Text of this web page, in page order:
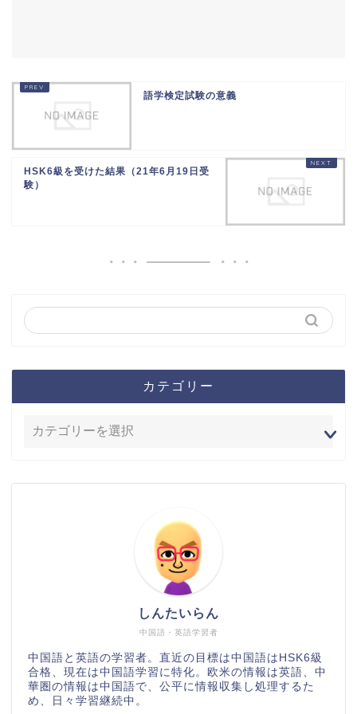
語学検定試験の意義
HSK6級を受けた結果（21年6月19日受
験）
カテゴリー
中国語・英語学習者
しんたいらん
中国語と英語の学習者。直近の目標は中国語はHSK6級
合格、現在は中国語学習に特化。欧米の情報は英語、中
華圏の情報は中国語で、公平に情報収集し処理するた
め、日々学習継続中。